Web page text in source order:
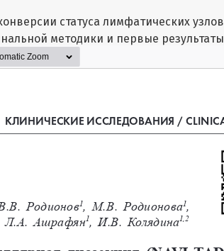
статуса лимфатических узлов
методики и первые результаты